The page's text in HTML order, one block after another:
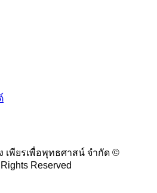
เพียรเพื่อพุทธศาสน์ จำกัด ©
Reserved